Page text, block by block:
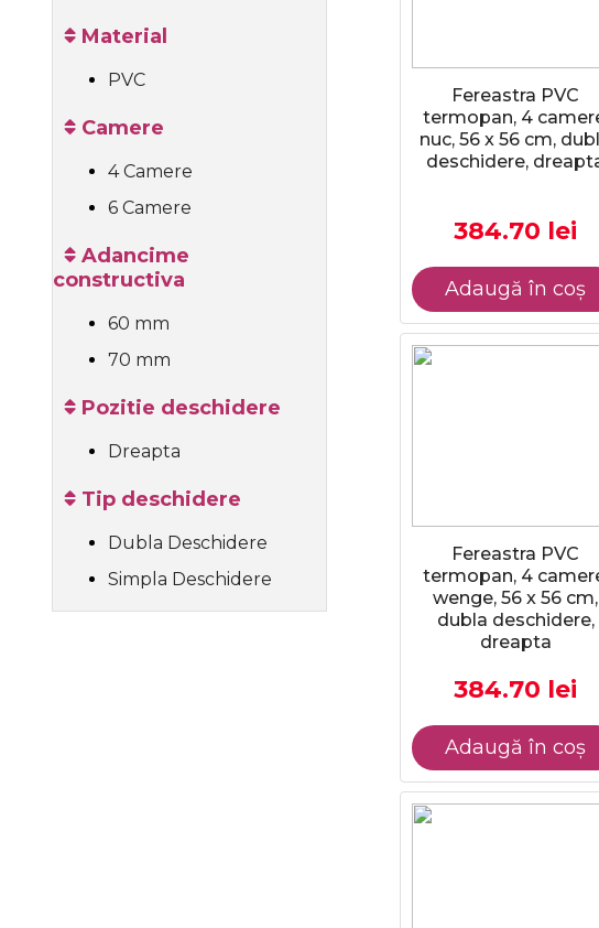
Material
PVC
Camere
4 Camere
6 Camere
Adancime
constructiva
60 mm
70 mm
Pozitie deschidere
Dreapta
Tip deschidere
Dubla Deschidere
Simpla Deschidere
Fereastra PVC
termopan, 4
nuc, 56 x 56 cm,
deschidere,
384.70 lei
Adaugă în coș
Fereastra PVC
termopan, 4
wenge, 56 x 56 cm,
dubla deschidere,
dreapta
384.70 lei
Adaugă în coș